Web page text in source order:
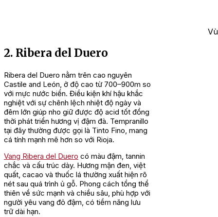
2. Ribera del Duero
Ribera del Duero nằm trên cao nguyên
Castile and León, ở độ cao từ 700–900m so
với mực nước biển. Điều kiện khí hậu khắc
nghiệt với sự chênh lệch nhiệt độ ngày và
đêm lớn giúp nho giữ được độ acid tốt đồng
thời phát triển hương vị đậm đà. Tempranillo
tại đây thường được gọi là Tinto Fino, mang
cá tính mạnh mẽ hơn so với Rioja.
Vang Ribera del Duero có màu đậm, tannin
chắc và cấu trúc dày. Hương mận đen, việt
quất, cacao và thuốc lá thường xuất hiện rõ
nét sau quá trình ủ gỗ. Phong cách tổng thể
thiên về sức mạnh và chiều sâu, phù hợp với
người yêu vang đỏ đậm, có tiềm năng lưu
trữ dài hạn.